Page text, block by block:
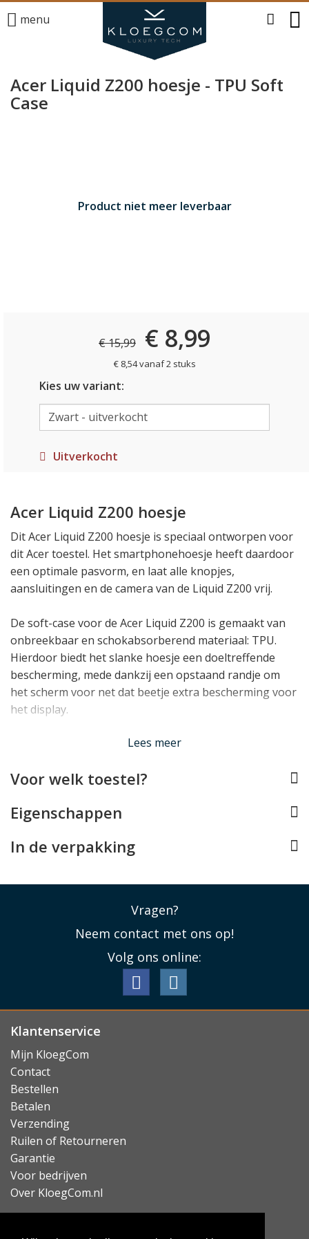
menu
Acer Liquid Z200 hoesje - TPU Soft
Case
Product niet meer leverbaar
€ 15,99 € 8,99
€ 8,54 vanaf 2 stuks
Kies uw variant:
Uitverkocht
Acer Liquid Z200 hoesje
Dit Acer Liquid Z200 hoesje is speciaal ontworpen voor
dit Acer toestel. Het smartphonehoesje heeft daardoor
een optimale pasvorm, en laat alle knopjes,
aansluitingen en de camera van de Liquid Z200 vrij.
De soft-case voor de Acer Liquid Z200 is gemaakt van
onbreekbaar en schokabsorberend materiaal: TPU.
Hierdoor biedt het slanke hoesje een doeltreffende
bescherming, mede dankzij een opstaand randje om
het scherm voor net dat beetje extra bescherming voor
het display.
Lees minder
Lees meer
Voor welk toestel?
Eigenschappen
In de verpakking
Vragen?
Neem contact met ons op!
Volg ons online:
Klantenservice
Mijn KloegCom
Contact
Bestellen
Betalen
Verzending
Ruilen of Retourneren
Garantie
Voor bedrijven
Over KloegCom.nl